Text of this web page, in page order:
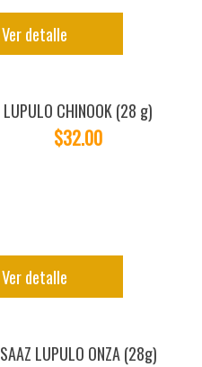
Ver detalle
LUPULO CHINOOK (28 g)
$32.00
Ver detalle
SAAZ LUPULO ONZA (28g)